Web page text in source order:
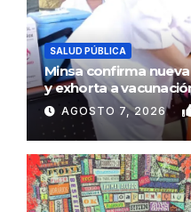
SALUD PÚBLICA
Minsa confirma
y exhorta a
AGOSTO 7, 2026